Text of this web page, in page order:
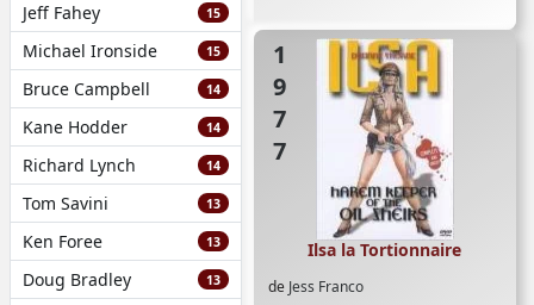
Jeff Fahey 15
Michael Ironside 15
Bruce Campbell 14
Kane Hodder 14
Richard Lynch 14
Tom Savini 13
Ken Foree 13
Doug Bradley 13
1977
de Jess Franco
Ilsa la Tortionnaire